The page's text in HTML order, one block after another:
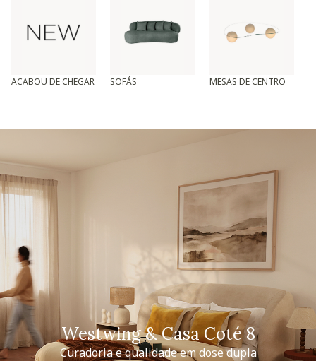
ACABOU DE CHEGAR SOFÁS MESAS DE CENTRO
Westwing & Casa Coté 8
Curadoria e qualidade em dose dupla